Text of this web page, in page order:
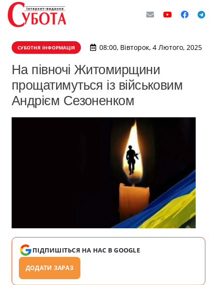
СУБОТНЯ ІНФОРМАЦІЯ 08:00, Вівторок, 4 Лютого, 2025
На півночі Житомирщини
прощатимуться із військовим
Андрієм Сезоненком
ПІДПИШІТЬСЯ НА НАС В GOOGLE
ДОДАТИ ЗАРАЗ